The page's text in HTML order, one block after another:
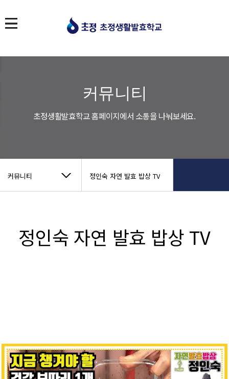
커뮤니티
초정생활발효학교 홈페이지에서 소통을 나눠보세요.
커뮤니티 정인숙 자연 발효 밥상 TV
정인숙 자연 발효 밥상 TV